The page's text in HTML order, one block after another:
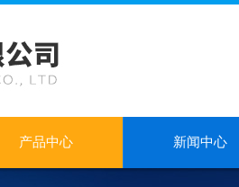
产品中心 新闻中心